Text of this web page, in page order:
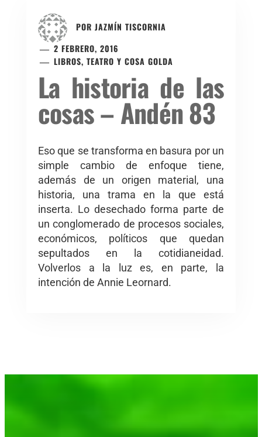
POR JAZMÍN TISCORNIA
2 FEBRERO, 2016
LIBROS, TEATRO Y COSA GOLDA
La historia de las
cosas – Andén 83
Eso que se transforma en basura por un
simple cambio de enfoque tiene,
además de un origen material, una
historia, una trama en la que está
inserta. Lo desechado forma parte de
un conglomerado de procesos sociales,
económicos, políticos que quedan
sepultados en la cotidianeidad.
Volverlos a la luz es, en parte, la
intención de Annie Leornard.